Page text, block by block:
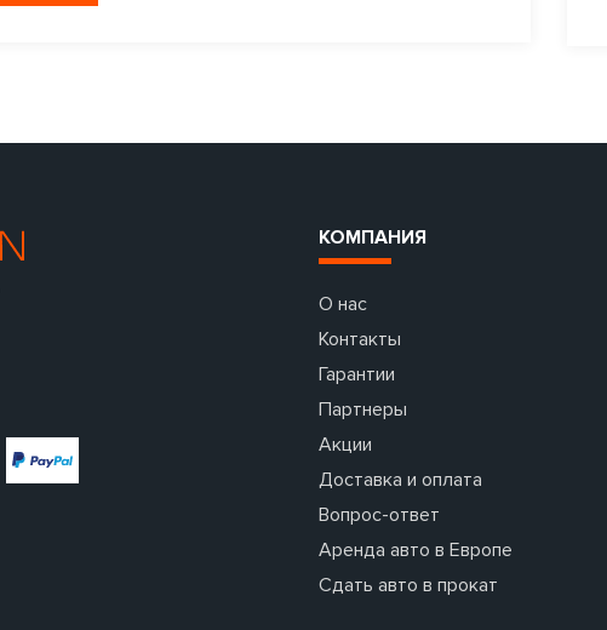
КОМПАНИЯ
О нас
Контакты
Гарантии
Партнеры
Акции
Доставка и оплата
Вопрос-ответ
Аренда авто в Европе
Сдать авто в прокат